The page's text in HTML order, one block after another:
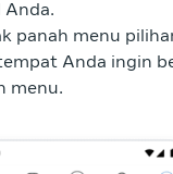
panah menu
Anda ingin
menu.